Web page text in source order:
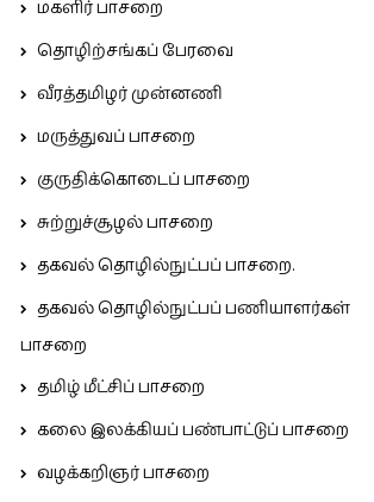
மகளிர் பாசறை
தொழிற்சங்கப் பேரவை
வீரத்தமிழர் முன்னணி
மருத்துவப் பாசறை
குருதிக்கொடைப் பாசறை
சுற்றுச்சூழல் பாசறை
தகவல் தொழில்நுட்பப் பாசறை.
தகவல் தொழில்நுட்பப் பணியாளர்கள்
பாசறை
தமிழ் மீட்சிப் பாசறை
கலை இலக்கியப் பண்பாட்டுப் பாசறை
வழக்கறிஞர் பாசறை